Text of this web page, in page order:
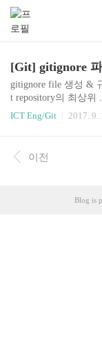
[Git] gitignore
gitignore file 생성 &
t repository의 최상
DE에서는 gitignore
로 생성해야 할 때도
고 싶지 않은 규칙을
등 이름을 입력한다.
ICT Eng/Git 2017. 9.
이전
Blog is